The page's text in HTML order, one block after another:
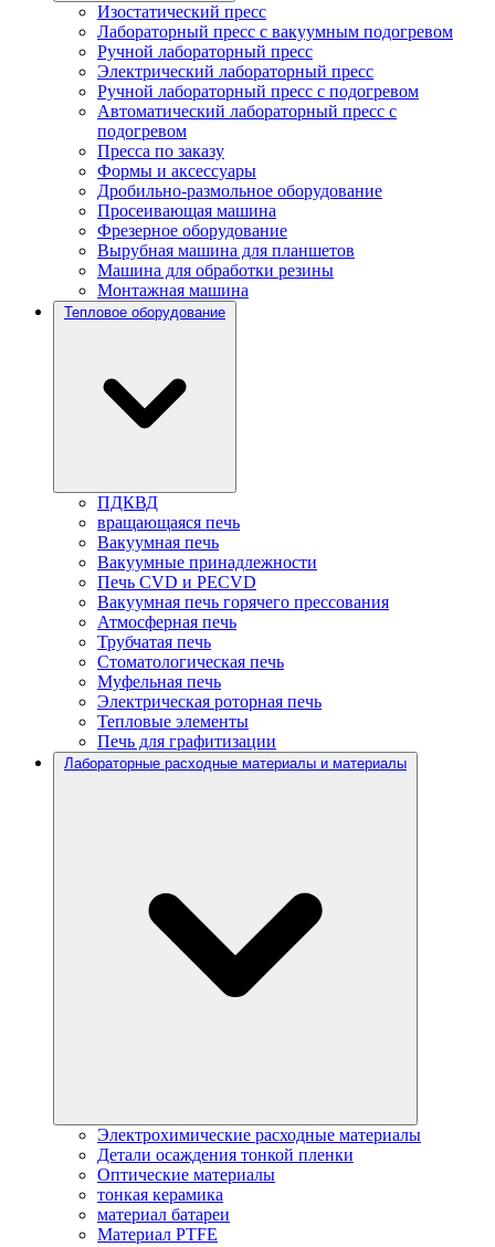
Изостатический пресс
Лабораторный пресс с вакуумным подогревом
Ручной лабораторный пресс
Электрический лабораторный пресс
Ручной лабораторный пресс с подогревом
Автоматический лабораторный пресс с
подогревом
Пресса по заказу
Формы и аксессуары
Дробильно-размольное оборудование
Просеивающая машина
Фрезерное оборудование
Вырубная машина для планшетов
Машина для обработки резины
Монтажная машина
Тепловое оборудование
ПДКВД
вращающаяся печь
Вакуумная печь
Вакуумные принадлежности
Печь CVD и PECVD
Вакуумная печь горячего прессования
Атмосферная печь
Трубчатая печь
Стоматологическая печь
Муфельная печь
Электрическая роторная печь
Тепловые элементы
Печь для графитизации
Лабораторные расходные материалы и материалы
Электрохимические расходные материалы
Детали осаждения тонкой пленки
Оптические материалы
тонкая керамика
материал батареи
Материал PTFE